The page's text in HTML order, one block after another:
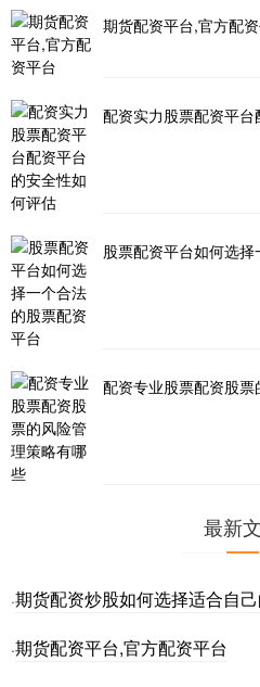
期货配资平台,官方配
配资实力股票配资平
股票配资平台如何选
配资专业股票配资股
最新
·期货配资炒股如何选择适合自
·期货配资平台,官方配资平台